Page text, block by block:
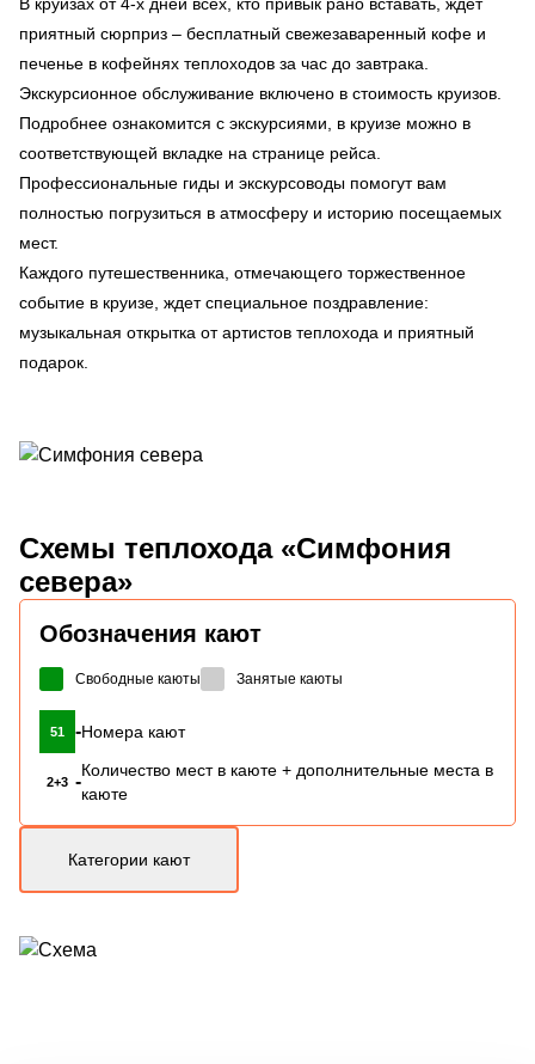
приятный сюрприз – бесплатный свежезаваренный кофе и
печенье в кофейнях теплоходов за час до завтрака.
Экскурсионное обслуживание включено в стоимость круизов.
Подробнее ознакомится с экскурсиями, в круизе можно в
соответствующей вкладке на странице рейса.
Профессиональные гиды и экскурсоводы помогут вам
полностью погрузиться в атмосферу и историю посещаемых
мест.
Каждого путешественника, отмечающего торжественное
событие в круизе, ждет специальное поздравление:
музыкальная открытка от артистов теплохода и приятный
подарок.
Схемы теплохода «Симфония
севера»
Обозначения кают
Свободные каюты Занятые каюты
51 -Номера кают
2+3 -
Количество мест в каюте + дополнительные места в
каюте
Категории кают